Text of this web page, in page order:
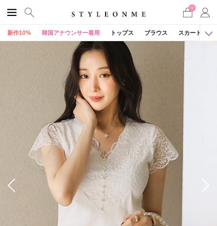
0
新作10% 韓国アナウンサー着用 トップス ブラウス スカート